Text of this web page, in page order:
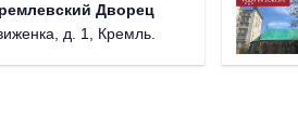
Дворец
д. 1, Кремль.